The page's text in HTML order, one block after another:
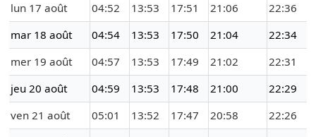
lun 17 août
04:52 13:53 17:51 21:06
22:36
mar 18 août
04:54 13:53 17:50 21:04
22:34
mer 19 août
04:57 13:53 17:49 21:02
22:31
jeu 20 août
04:59 13:53 17:48 21:00
22:29
ven 21 août
05:01 13:52 17:47 20:58
22:26